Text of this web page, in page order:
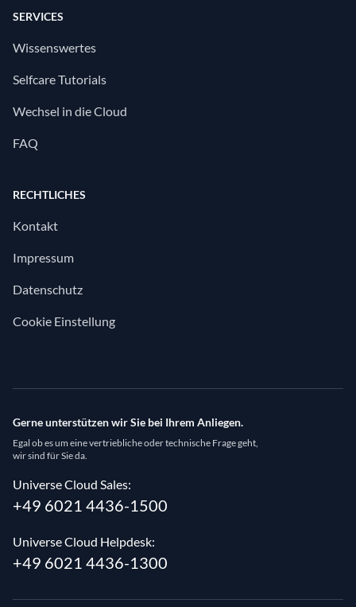
SERVICES
Wissenswertes
Selfcare Tutorials
Wechsel in die Cloud
FAQ
RECHTLICHES
Kontakt
Impressum
Datenschutz
Cookie Einstellung
Gerne unterstützen wir Sie bei Ihrem Anliegen.
Egal ob es um eine vertriebliche oder technische Frage geht,
wir sind für Sie da.
Universe Cloud Sales:
+49 6021 4436-1500
Universe Cloud Helpdesk:
+49 6021 4436-1300